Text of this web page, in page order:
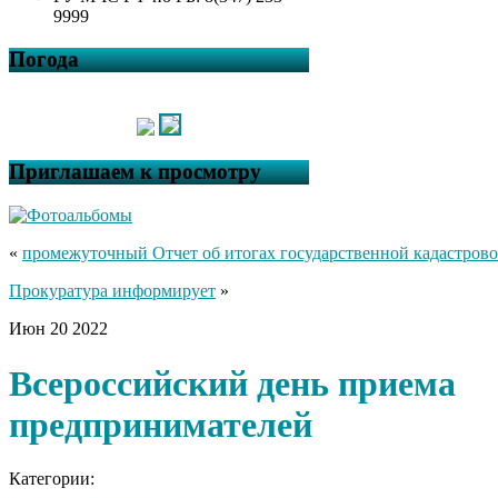
9999
Погода
Приглашаем к просмотру
« промежуточный Отчет об итогах государственной
Прокуратура информирует »
Июн 20 2022
Всероссийский день приема
предпринимателей
Категории: